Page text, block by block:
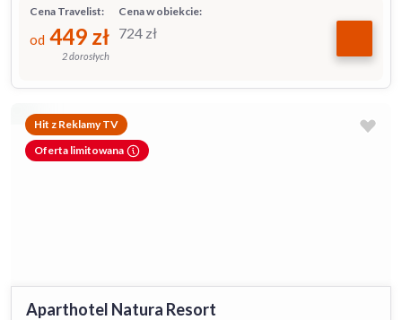
Cena w obiekcie:
724 zł
Cena Travelist:
od 449 zł
2 dorosłych
Hit z Reklamy TV
Oferta limitowana
Aparthotel Natura Resort